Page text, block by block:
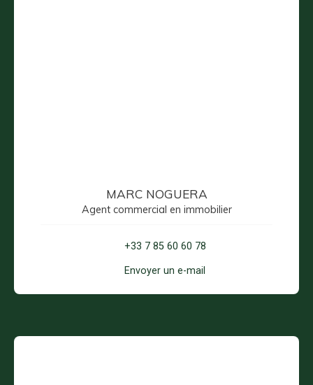
MARC NOGUERA
Agent commercial en immobilier
+33 7 85 60 60 78
Envoyer un e-mail